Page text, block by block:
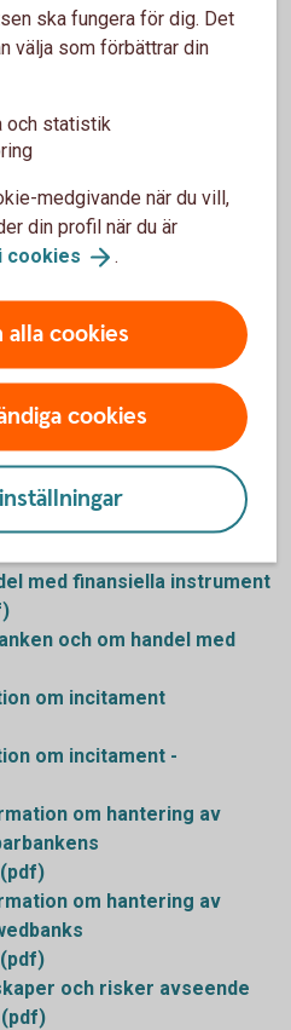
of-interest management
operations (pdf)
och risker avseende
characteristics and
(pdf)
Categorisation (pdf)
med finansiella
for trading in financial
utförande av order (pdf)
utförande av order (pdf)
med finansiella instrument
och om handel med
om incitament
om incitament -
om hantering av
om hantering av
och risker avseende
ska fungera för dig. Det
välja som förbättrar din
och statistik
medgivande när du vill,
din profil när du är
cookies .
alla cookies
cookies